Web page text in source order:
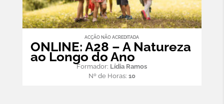
ACÇÃO NÃO ACREDITADA
ONLINE: A28 – A Natureza
ao Longo do Ano
Formador: Lídia Ramos
Nº de Horas: 10